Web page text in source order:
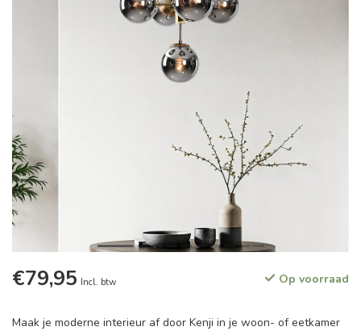
€79,95 Incl. btw Op voorraad
Maak je moderne interieur af door Kenji in je woon- of eetkamer